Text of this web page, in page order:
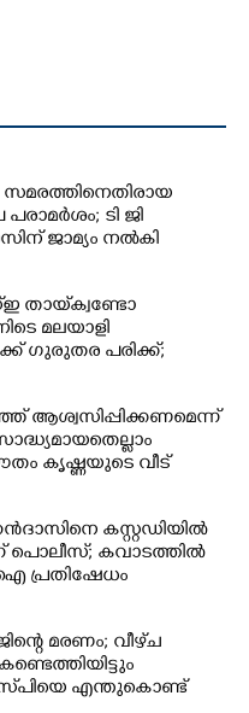
സമരത്തിനെതിരായ
ടി ജി
ജാമ്യം നൽകി
തായ്‌ക്വണ്ടോ
മലയാളി
ഗുരുതര പരിക്ക്;
ആശ്വസിപ്പിക്കണമെന്ന്
കൃഷ്ണയുടെ വീട്
കസ്റ്റഡിയിൽ
പൊലീസ്; കവാടത്തിൽ
മരണം; വീഴ്‌ച
എന്തുകൊണ്ട്